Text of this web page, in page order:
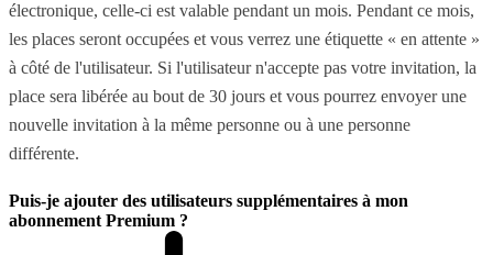
électronique, celle-ci est valable pendant un mois. Pendant ce mois,
les places seront occupées et vous verrez une étiquette « en attente »
à côté de l'utilisateur. Si l'utilisateur n'accepte pas votre invitation, la
place sera libérée au bout de 30 jours et vous pourrez envoyer une
nouvelle invitation à la même personne ou à une personne
différente.
Puis-je ajouter des utilisateurs supplémentaires à mon
abonnement Premium ?